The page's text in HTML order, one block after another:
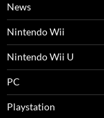
News
Nintendo Wii
Nintendo Wii U
PC
Playstation